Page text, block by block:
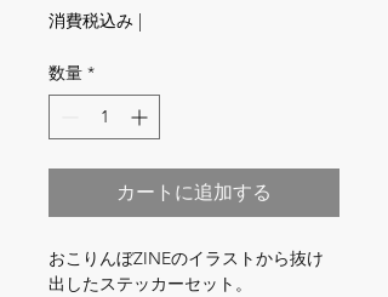
消費税込み |
数量 *
カートに追加する
おこりんぼZINEのイラストから抜け
出したステッカーセット。